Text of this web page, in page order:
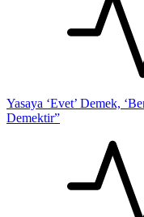
Yasaya ‘Evet’ Demek,
Demektir”